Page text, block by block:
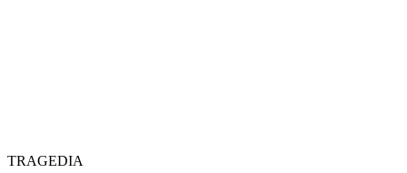
TRAGEDIA